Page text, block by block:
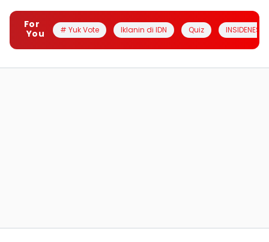
For
You
# Yuk Vote Iklanin di IDN Quiz INSIDENESIA